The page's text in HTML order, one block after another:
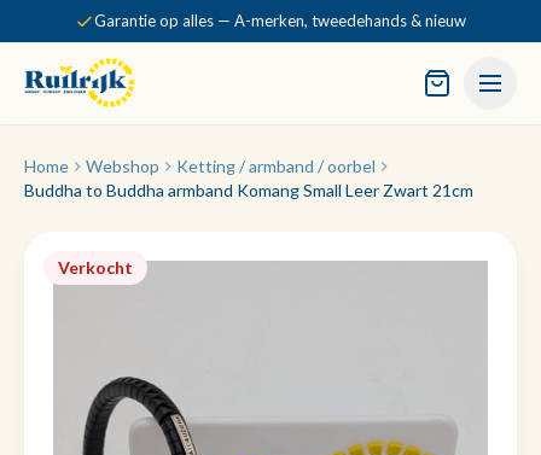
Garantie op alles — A-merken, tweedehands & nieuw
Home Webshop
Ketting / armband / oorbel
Buddha to Buddha armband Komang Small Leer Zwart 21cm
Verkocht